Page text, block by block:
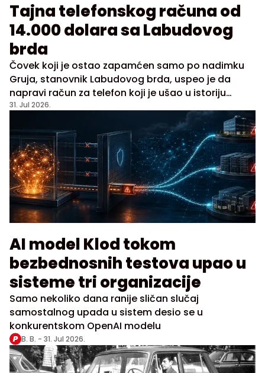
Tajna telefonskog računa od
14.000 dolara sa Labudovog
brda
Čovek koji je ostao zapamćen samo po nadimku
Gruja, stanovnik Labudovog brda, uspeo je da
napravi račun za telefon koji je ušao u istoriju
domaćih telekomunikacija kao najveći ikada. Zbog
tog astronomskog računa dospeo je i u javnost jer
su čak i mediji izveštavali o tom slučaju, a s kim je
toliko razgovarao nikada nije otkrio. Rekao je
samo da nije “kriv“. Sve se desilo u septembru 1987.
godine.
31. Jul 2026.
AI model Klod tokom
bezbednosnih testova upao u
sisteme tri organizacije
Samo nekoliko dana ranije sličan slučaj
samostalnog upada u sistem desio se u
konkurentskom OpenAI modelu
B. B. - 31. Jul 2026.